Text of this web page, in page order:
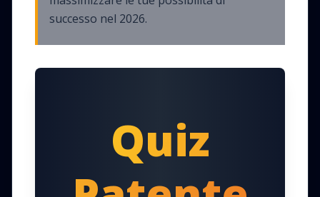
successo nel 2026.
Quiz